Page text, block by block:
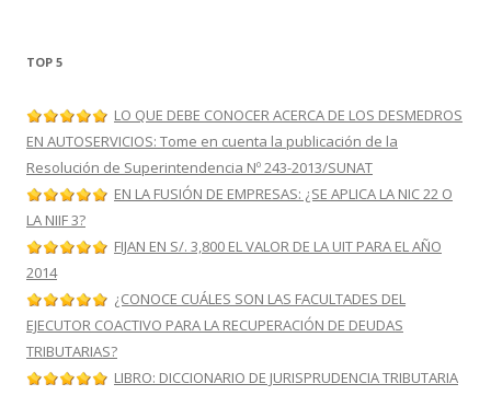
TOP 5
LO QUE DEBE CONOCER ACERCA DE LOS DESMEDROS
EN AUTOSERVICIOS: Tome en cuenta la publicación de la
Resolución de Superintendencia Nº 243-2013/SUNAT
EN LA FUSIÓN DE EMPRESAS: ¿SE APLICA LA NIC 22 O
LA NIIF 3?
FIJAN EN S/. 3,800 EL VALOR DE LA UIT PARA EL AÑO
2014
¿CONOCE CUÁLES SON LAS FACULTADES DEL
EJECUTOR COACTIVO PARA LA RECUPERACIÓN DE DEUDAS
TRIBUTARIAS?
LIBRO: DICCIONARIO DE JURISPRUDENCIA TRIBUTARIA